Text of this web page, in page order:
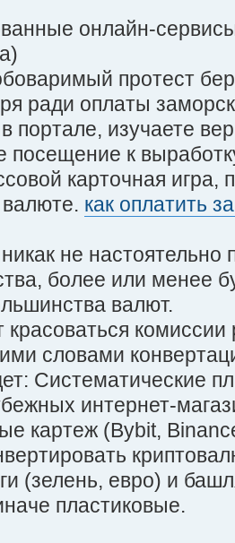
онлайн-
протест
ради оплаты
портале, изучаете
посещение к
карточная игра,
как оплатить
не настоятельно
более или менее
валют.
комиссии
словами
Систематические
интернет-
картеж (Bybit,
(зелень, евро) и
пластиковые.